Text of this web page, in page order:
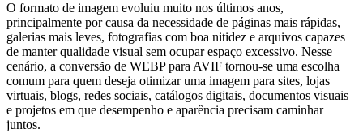
O formato de imagem evoluiu muito nos últimos anos,
principalmente por causa da necessidade de páginas mais rápidas,
galerias mais leves, fotografias com boa nitidez e arquivos capazes
de manter qualidade visual sem ocupar espaço excessivo. Nesse
cenário, a conversão de WEBP para AVIF tornou-se uma escolha
comum para quem deseja otimizar uma imagem para sites, lojas
virtuais, blogs, redes sociais, catálogos digitais, documentos visuais
e projetos em que desempenho e aparência precisam caminhar
juntos.